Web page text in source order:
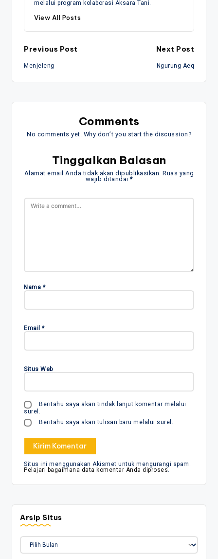
melalui program kolaborasi Aksara Tani.
View All Posts
Post
navigation
Previous Post
Menjeleng
Next Post
Ngurung Aeq
Comments
No comments yet. Why don’t you start the discussion?
Tinggalkan Balasan
Alamat email Anda tidak akan dipublikasikan. Ruas yang
wajib ditandai*
Nama *
Email *
Situs Web
Beritahu saya akan tindak lanjut komentar melalui
surel.
Beritahu saya akan tulisan baru melalui surel.
Situs ini menggunakan Akismet untuk mengurangi spam.
Pelajari bagaimana data komentar Anda diproses.
Arsip Situs
Arsip
Situs